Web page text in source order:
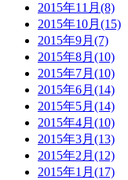
2015年11月(8)
2015年10月(15)
2015年9月(7)
2015年8月(10)
2015年7月(10)
2015年6月(14)
2015年5月(14)
2015年4月(10)
2015年3月(13)
2015年2月(12)
2015年1月(17)